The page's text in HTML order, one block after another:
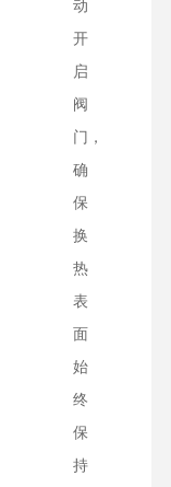
动
开
启
阀
门，
确
保
换
热
表
面
始
终
保
持